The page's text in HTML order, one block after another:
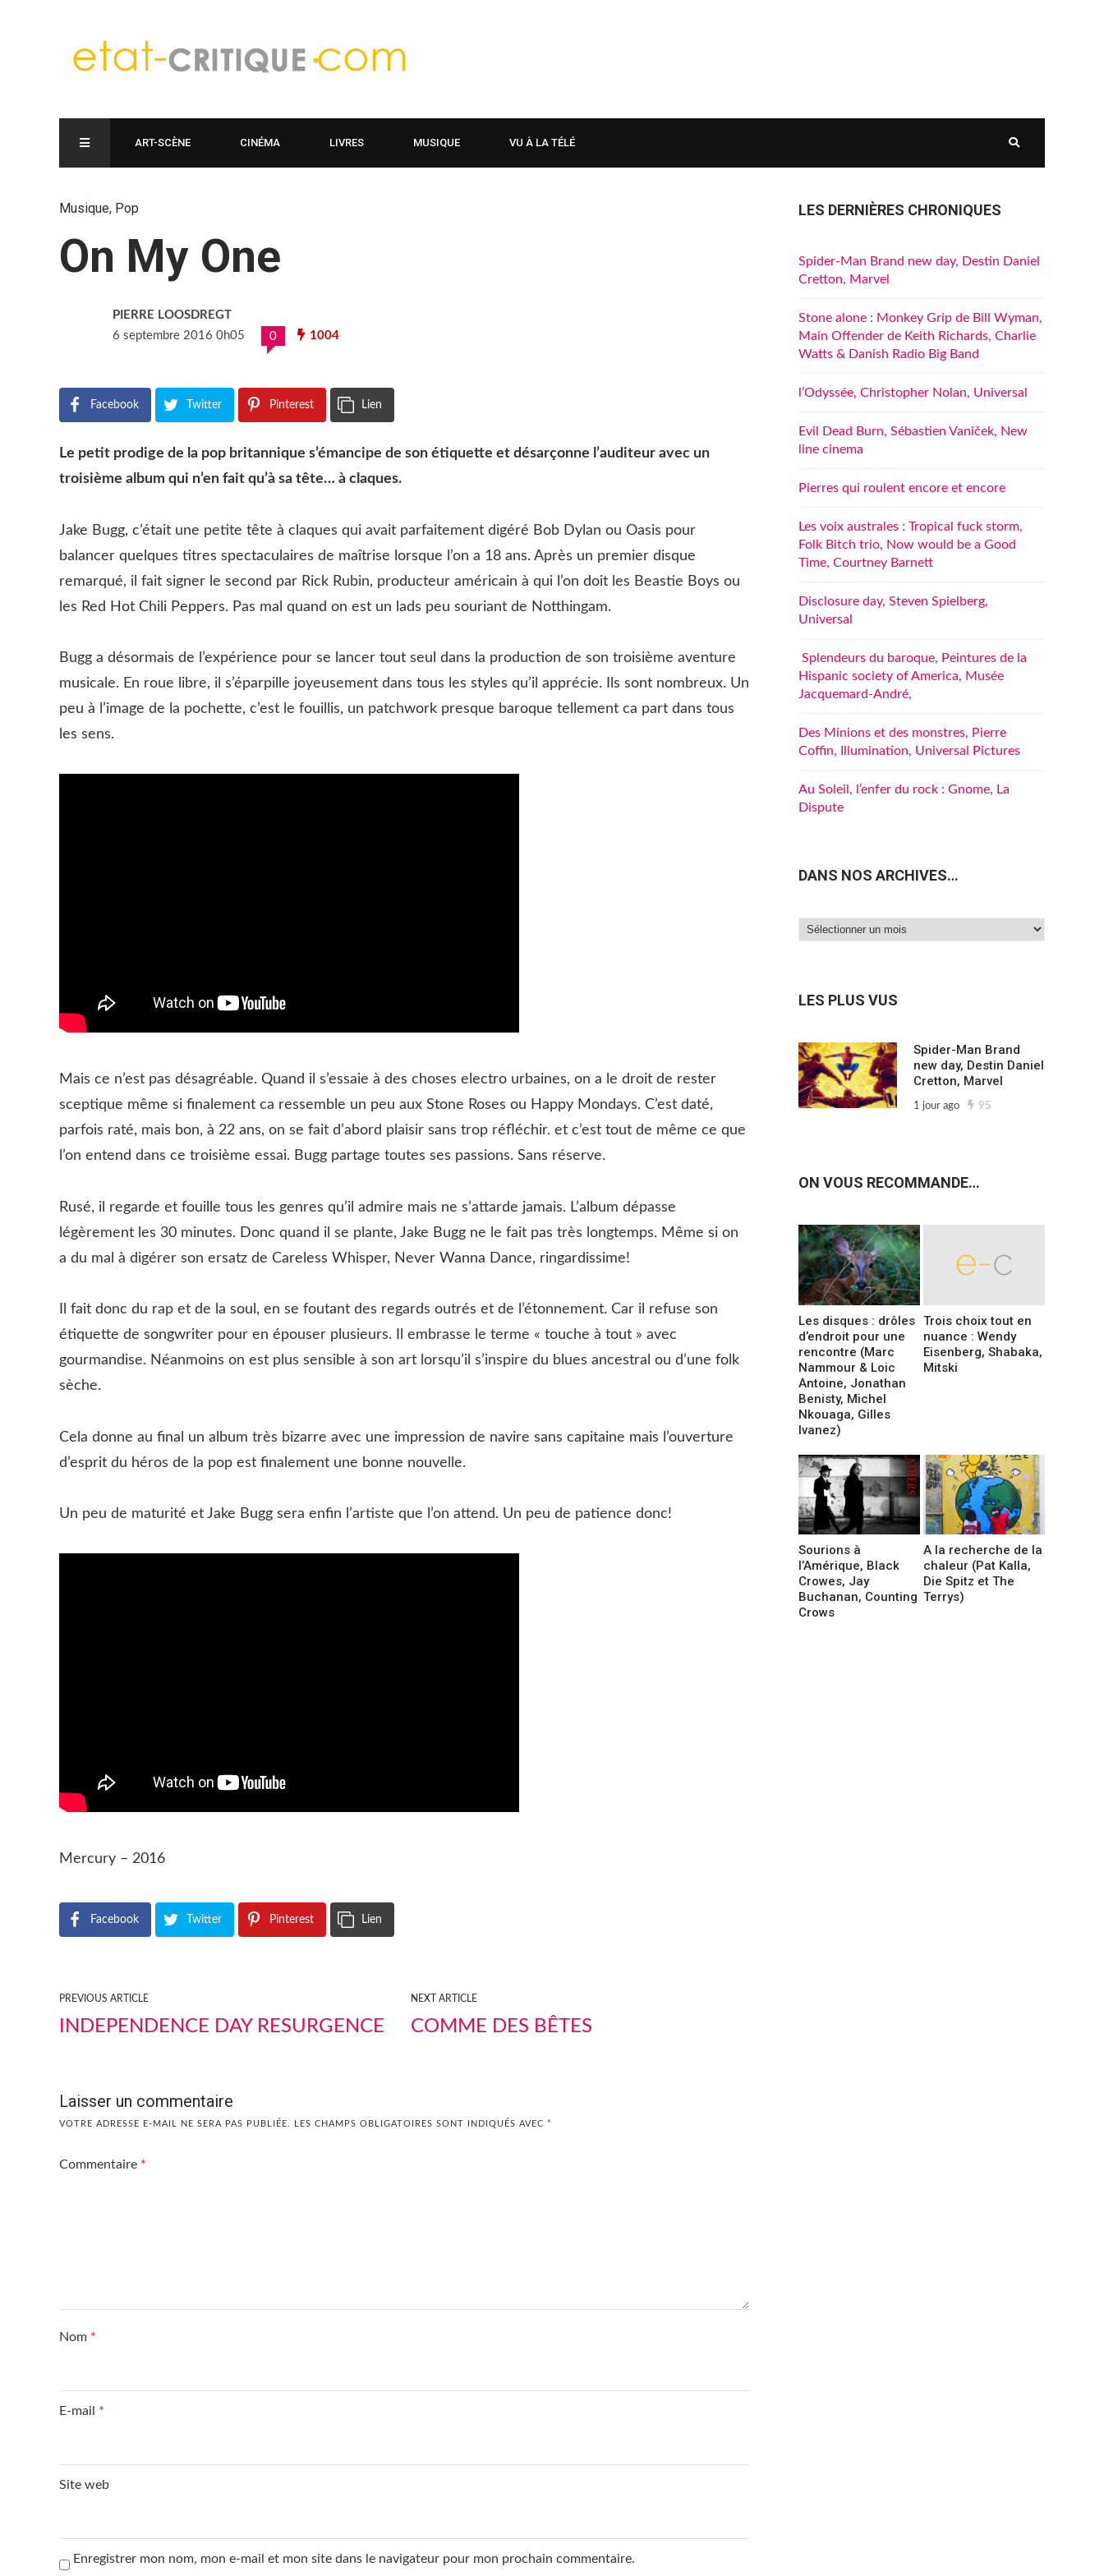
ART-SCÈNE CINÉMA LIVRES MUSIQUE VU À LA TÉLÉ
Musique, Pop
On My One
PIERRE LOOSDREGT
6 septembre 2016 0h05
0 1004
Facebook Twitter Pinterest Lien
Le petit prodige de la pop britannique s’émancipe de son étiquette et désarçonne l’auditeur avec un
troisième album qui n’en fait qu’à sa tête… à claques.
Jake Bugg, c’était une petite tête à claques qui avait parfaitement digéré Bob Dylan ou Oasis pour
balancer quelques titres spectaculaires de maîtrise lorsque l’on a 18 ans. Après un premier disque
remarqué, il fait signer le second par Rick Rubin, producteur américain à qui l’on doit les Beastie Boys ou
les Red Hot Chili Peppers. Pas mal quand on est un lads peu souriant de Notthingam.
Bugg a désormais de l’expérience pour se lancer tout seul dans la production de son troisième aventure
musicale. En roue libre, il s’éparpille joyeusement dans tous les styles qu’il apprécie. Ils sont nombreux. Un
peu à l’image de la pochette, c’est le fouillis, un patchwork presque baroque tellement ca part dans tous
les sens.
Mais ce n’est pas désagréable. Quand il s’essaie à des choses electro urbaines, on a le droit de rester
sceptique même si finalement ca ressemble un peu aux Stone Roses ou Happy Mondays. C’est daté,
parfois raté, mais bon, à 22 ans, on se fait d’abord plaisir sans trop réfléchir. et c’est tout de même ce que
l’on entend dans ce troisième essai. Bugg partage toutes ses passions. Sans réserve.
Rusé, il regarde et fouille tous les genres qu’il admire mais ne s’attarde jamais. L’album dépasse
légèrement les 30 minutes. Donc quand il se plante, Jake Bugg ne le fait pas très longtemps. Même si on
a du mal à digérer son ersatz de Careless Whisper, Never Wanna Dance, ringardissime!
Il fait donc du rap et de la soul, en se foutant des regards outrés et de l’étonnement. Car il refuse son
étiquette de songwriter pour en épouser plusieurs. Il embrasse le terme « touche à tout » avec
gourmandise. Néanmoins on est plus sensible à son art lorsqu’il s’inspire du blues ancestral ou d’une folk
sèche.
Cela donne au final un album très bizarre avec une impression de navire sans capitaine mais l’ouverture
d’esprit du héros de la pop est finalement une bonne nouvelle.
Un peu de maturité et Jake Bugg sera enfin l’artiste que l’on attend. Un peu de patience donc!
Mercury – 2016
Facebook Twitter Pinterest Lien
PREVIOUS ARTICLE
INDEPENDENCE DAY RESURGENCE
NEXT ARTICLE
COMME DES BÊTES
Laisser un commentaire
VOTRE ADRESSE E-MAIL NE SERA PAS PUBLIÉE. LES CHAMPS OBLIGATOIRES SONT INDIQUÉS AVEC *
Commentaire *
Nom *
E-mail *
Site web
Enregistrer mon nom, mon e-mail et mon site dans le navigateur pour mon prochain commentaire.
LES DERNIÈRES CHRONIQUES
Spider-Man Brand new day, Destin Daniel
Cretton, Marvel
Stone alone : Monkey Grip de Bill Wyman,
Main Offender de Keith Richards, Charlie
Watts & Danish Radio Big Band
l’Odyssée, Christopher Nolan, Universal
Evil Dead Burn, Sébastien Vaniček, New
line cinema
Pierres qui roulent encore et encore
Les voix australes : Tropical fuck storm,
Folk Bitch trio, Now would be a Good
Time, Courtney Barnett
Disclosure day, Steven Spielberg,
Universal
Splendeurs du baroque, Peintures de la
Hispanic society of America, Musée
Jacquemard-André,
Des Minions et des monstres, Pierre
Coffin, Illumination, Universal Pictures
Au Soleil, l’enfer du rock : Gnome, La
Dispute
DANS NOS ARCHIVES…
Dans
LES PLUS VUS
Spider-Man Brand
new day, Destin Daniel
Cretton, Marvel
1 jour ago 95
ON VOUS RECOMMANDE…
Les disques : drôles
d’endroit pour une
rencontre (Marc
Nammour & Loic
Antoine, Jonathan
Benisty, Michel
Nkouaga, Gilles
Ivanez)
Trois choix tout en
nuance : Wendy
Eisenberg, Shabaka,
Mitski
Sourions à
l’Amérique, Black
Crowes, Jay
Buchanan, Counting
Crows
A la recherche de la
chaleur (Pat Kalla,
Die Spitz et The
Terrys)